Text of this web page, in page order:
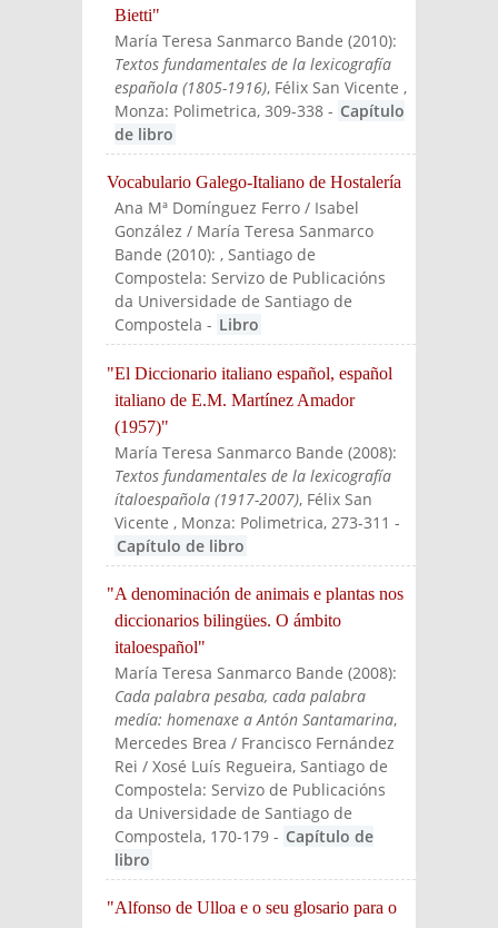
Bietti"
María Teresa Sanmarco Bande (2010):
Textos fundamentales de la lexicografía
española (1805-1916), Félix San Vicente,
Monza: Polimetrica, 309-338 - Capítulo
de libro
Vocabulario Galego-Italiano de Hostalería
Ana Mª Domínguez Ferro / Isabel
González / María Teresa Sanmarco
Bande (2010):, Santiago de
Compostela: Servizo de Publicacións
da Universidade de Santiago de
Compostela - Libro
"El Diccionario italiano español, español
italiano de E.M. Martínez Amador
(1957)"
María Teresa Sanmarco Bande (2008):
Textos fundamentales de la lexicografía
ítaloespañola (1917-2007), Félix San
Vicente , Monza: Polimetrica, 273-311 -
Capítulo de libro
"A denominación de animais e plantas nos
diccionarios bilingües. O ámbito
italoespañol"
María Teresa Sanmarco Bande (2008):
Cada palabra pesaba, cada palabra
medía: homenaxe a Antón Santamarina,
Mercedes Brea / Francisco Fernández
Rei / Xosé Luís Regueira, Santiago de
Compostela: Servizo de Publicacións
da Universidade de Santiago de
Compostela, 170-179 - Capítulo de
libro
"Alfonso de Ulloa e o seu glosario para o